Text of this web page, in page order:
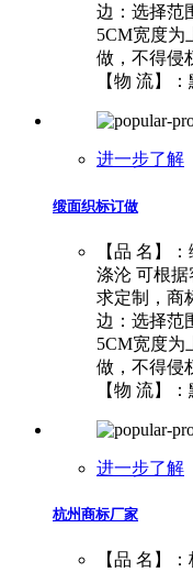
边：选择范
5CM宽度为
做，不得侵
【物 流】
进一步了解
缎面织标订做
【品 名】
涤沦 可根
求定制，商
边：选择范
5CM宽度为
做，不得侵
【物 流】
进一步了解
杭州商标厂家
【品 名】